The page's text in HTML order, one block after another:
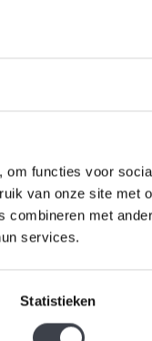
functies voor
van onze site met
met
services.
Statistieken